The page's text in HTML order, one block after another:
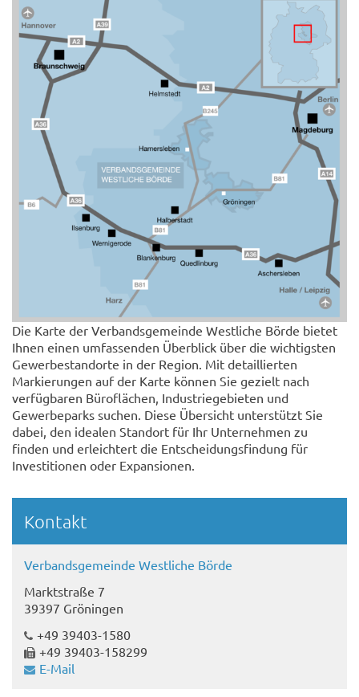
Die Karte der Verbandsgemeinde Westliche Börde bietet
Ihnen einen umfassenden Überblick über die wichtigsten
Gewerbestandorte in der Region. Mit detaillierten
Markierungen auf der Karte können Sie gezielt nach
verfügbaren Büroflächen, Industriegebieten und
Gewerbeparks suchen. Diese Übersicht unterstützt Sie
dabei, den idealen Standort für Ihr Unternehmen zu
finden und erleichtert die Entscheidungsfindung für
Investitionen oder Expansionen.
Kontakt
Verbandsgemeinde Westliche Börde
Marktstraße 7
39397 Gröningen
+49 39403-1580
+49 39403-158299
E-Mail